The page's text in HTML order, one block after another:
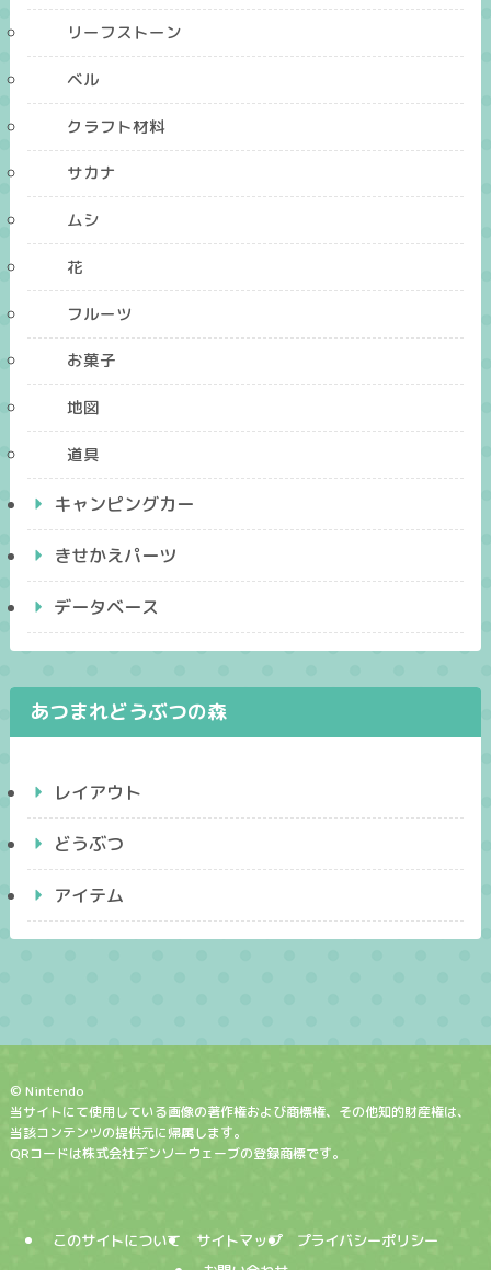
リーフストーン
ベル
クラフト材料
サカナ
ムシ
花
フルーツ
お菓子
地図
道具
キャンピングカー
きせかえパーツ
データベース
あつまれどうぶつの森
レイアウト
どうぶつ
アイテム
© Nintendo
当サイトにて使用している画像の著作権および商標権、その他知的財産権は、
当該コンテンツの提供元に帰属します。
QRコードは株式会社デンソーウェーブの登録商標です。
このサイトについて サイトマップ
プライバシーポリシー